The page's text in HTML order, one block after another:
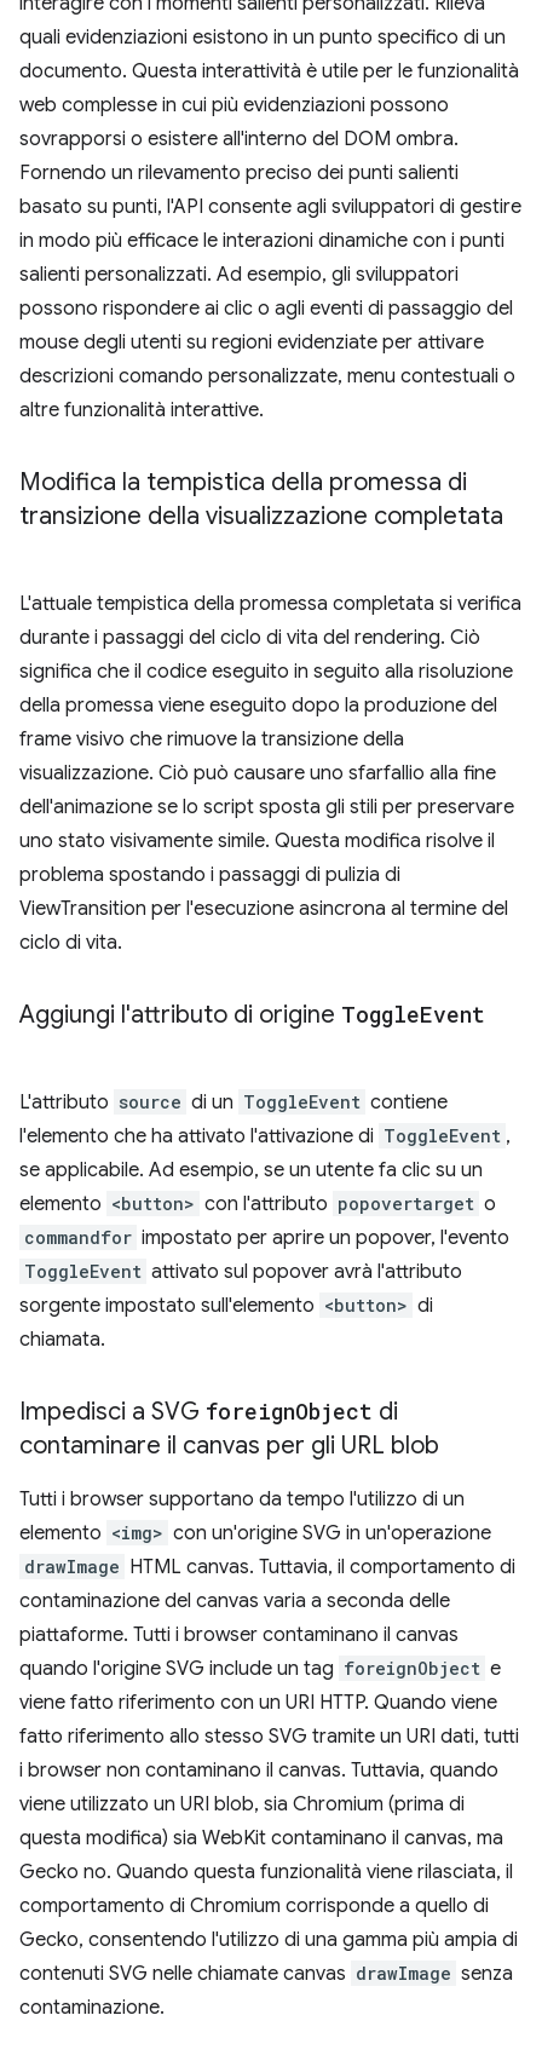
quali evidenziazioni esistono in un punto specifico di un
documento. Questa interattività è utile per le funzionalità
web complesse in cui più evidenziazioni possono
sovrapporsi o esistere all'interno del DOM ombra.
Fornendo un rilevamento preciso dei punti salienti
basato su punti, l'API consente agli sviluppatori di gestire
in modo più efficace le interazioni dinamiche con i punti
salienti personalizzati. Ad esempio, gli sviluppatori
possono rispondere ai clic o agli eventi di passaggio del
mouse degli utenti su regioni evidenziate per attivare
descrizioni comando personalizzate, menu contestuali o
altre funzionalità interattive.
Modifica la tempistica della promessa di
transizione della visualizzazione completata
L'attuale tempistica della promessa completata si verifica
durante i passaggi del ciclo di vita del rendering. Ciò
significa che il codice eseguito in seguito alla risoluzione
della promessa viene eseguito dopo la produzione del
frame visivo che rimuove la transizione della
visualizzazione. Ciò può causare uno sfarfallio alla fine
dell'animazione se lo script sposta gli stili per preservare
uno stato visivamente simile. Questa modifica risolve il
problema spostando i passaggi di pulizia di
ViewTransition per l'esecuzione asincrona al termine del
ciclo di vita.
Aggiungi l'attributo di origine ToggleEvent
L'attributo source di un ToggleEvent contiene
l'elemento che ha attivato l'attivazione di ToggleEvent ,
se applicabile. Ad esempio, se un utente fa clic su un
elemento <button> con l'attributo popovertarget o
commandfor impostato per aprire un popover, l'evento
ToggleEvent attivato sul popover avrà l'attributo
sorgente impostato sull'elemento <button> di
chiamata.
Impedisci a SVG foreignObject di
contaminare il canvas per gli URL blob
Tutti i browser supportano da tempo l'utilizzo di un
elemento <img> con un'origine SVG in un'operazione
drawImage HTML canvas. Tuttavia, il comportamento di
contaminazione del canvas varia a seconda delle
piattaforme. Tutti i browser contaminano il canvas
quando l'origine SVG include un tag foreignObject e
viene fatto riferimento con un URI HTTP. Quando viene
fatto riferimento allo stesso SVG tramite un URI dati, tutti
i browser non contaminano il canvas. Tuttavia, quando
viene utilizzato un URI blob, sia Chromium (prima di
questa modifica) sia WebKit contaminano il canvas, ma
Gecko no. Quando questa funzionalità viene rilasciata, il
comportamento di Chromium corrisponde a quello di
Gecko, consentendo l'utilizzo di una gamma più ampia di
contenuti SVG nelle chiamate canvas drawImage senza
contaminazione.